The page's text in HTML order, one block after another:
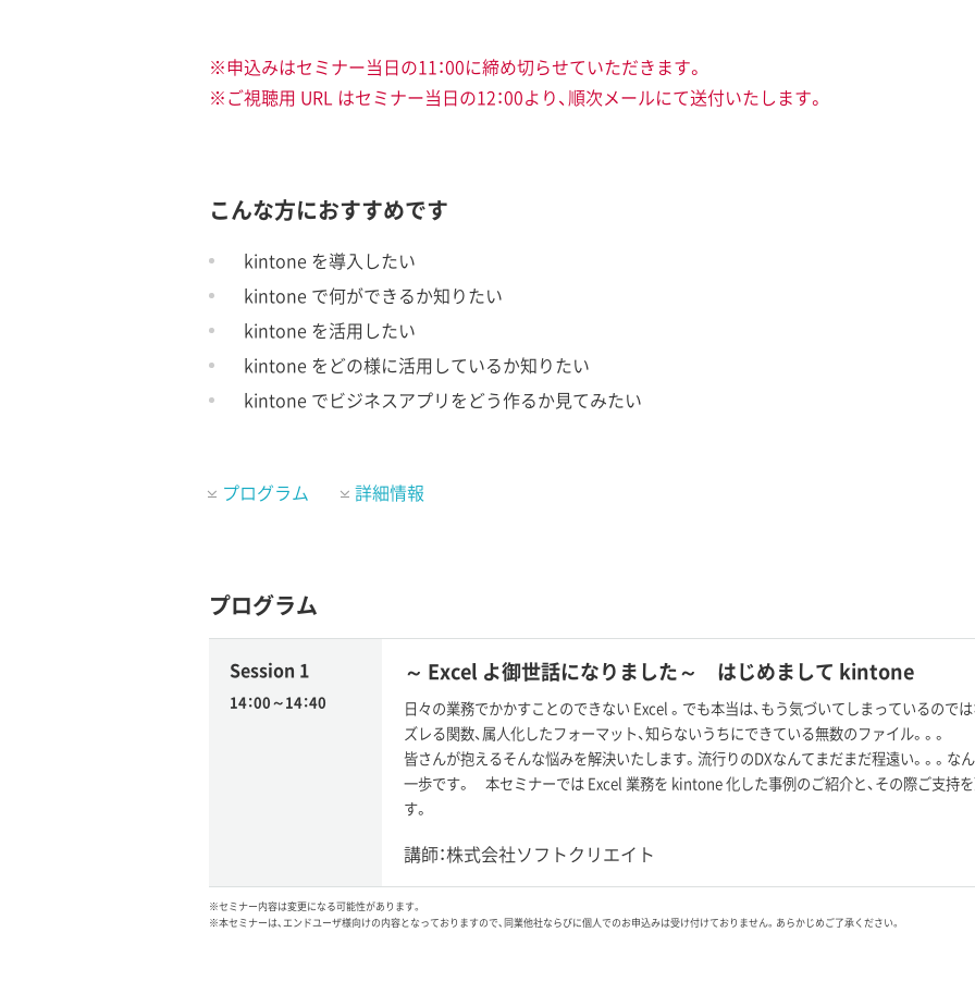
※申込みはセミナー当日の11：00に締め切らせていただきます。
※ご視聴用 URL はセミナー当日の12：00より、順次メールにて送付いたします。
こんな方におすすめです
kintone を導入したい
kintone で何ができるか知りたい
kintone を活用したい
kintone をどの様に活用しているか知りたい
kintone でビジネスアプリをどう作るか見てみたい
プログラム 詳細情報
プログラム
Session 1
14：00～14：40
～ Excel よ御世話になりました～ はじめまして kintone
日々の業務でかかすことのできない Excel 。でも本当は、もう気づいてしまっているので
ズレる関数、属人化したフォーマット、知らないうちにできている無数のファイル。。。
皆さんが抱えるそんな悩みを解決いたします。流行りのDXなんてまだまだ程遠い。。。な
一歩です。 本セミナーでは Excel 業務を kintone 化した事例のご紹介と、その際ご支持
す。
講師：株式会社ソフトクリエイト
※セミナー内容は変更になる可能性があります。
※本セミナーは、エンドユーザ様向けの内容となっておりますので、同業他社ならびに個人でのお申込みは受け付けておりません。あらかじめご了承ください。